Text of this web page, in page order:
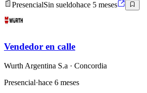
PresencialSin sueldohace 5 meses
Vendedor en calle
Wurth Argentina S.a · Concordia
Presencial·hace 6 meses